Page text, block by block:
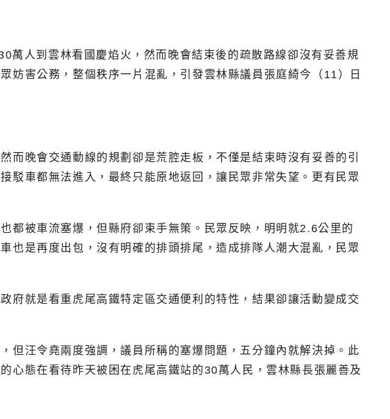
萬人到雲林看國慶焰火，然而晚會結束後的疏散路線卻沒有妥善規
妨害公務，整個秩序一片混亂，引發雲林縣議員張庭綺今（11）日
晚會交通動線的規劃卻是荒腔走板，不僅是結束時沒有妥善的引
駁車都無法進入，最終只能原地返回，讓民眾非常失望。更有民眾
都被車流塞爆，但縣府卻束手無策。民眾反映，明明就2.6公里的
也是再度出包，沒有明確的排頭排尾，造成排隊人潮大混亂，民眾
府就是看重虎尾高鐵特定區交通便利的特性，結果卻讓活動變成交
但汪令堯兩度強調，議員所稱的塞爆問題，五分鐘內就解決掉。此
心態在看待昨天被困在虎尾高鐵站的30萬人民，雲林縣長張麗善及